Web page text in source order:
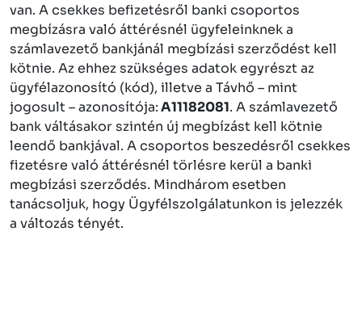
van. A csekkes befizetésről banki csoportos
megbízásra való áttérésnél ügyfeleinknek a
számlavezető bankjánál megbízási szerződést kell
kötnie. Az ehhez szükséges adatok egyrészt az
ügyfélazonosító (kód), illetve a Távhő – mint
jogosult – azonosítója:A11182081. A számlavezető
bank váltásakor szintén új megbízást kell kötnie
leendő bankjával. A csoportos beszedésről csekkes
fizetésre való áttérésnél törlésre kerül a banki
megbízási szerződés. Mindhárom esetben
tanácsoljuk, hogy Ügyfélszolgálatunkon is jelezzék
a változás tényét.